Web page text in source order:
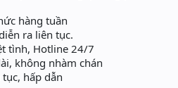
hàng tuần
ra liên tục.
tình, Hotline 24/7
không nhàm chán
hấp dẫn